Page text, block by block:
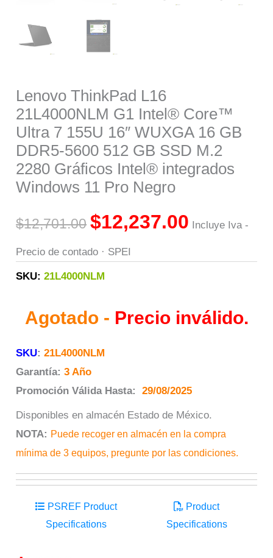
Lenovo ThinkPad L16
21L4000NLM G1 Intel® Core™
Ultra 7 155U 16″ WUXGA 16 GB
DDR5-5600 512 GB SSD M.2
2280 Gráficos Intel® integrados
Windows 11 Pro Negro
$12,701.00 $12,237.00 Incluye Iva -
Precio de contado · SPEI
SKU:21L4000NLM
Agotado - Precio inválido.
SKU:21L4000NLM
Garantía:3 Año
Promoción Válida Hasta:
29/08/2025
Disponibles en almacén Estado de México.
NOTA: Puede recoger en almacén en la compra
mínima de 3 equipos, pregunte por las condiciones.
PSREF Product
Specifications
Product
Specifications